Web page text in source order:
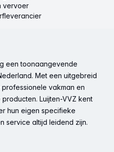
vervoer
een toonaangevende
Met een uitgebreid
vakman en
Luijten-VVZ kent
hun eigen specifieke
service altijd leidend zijn.